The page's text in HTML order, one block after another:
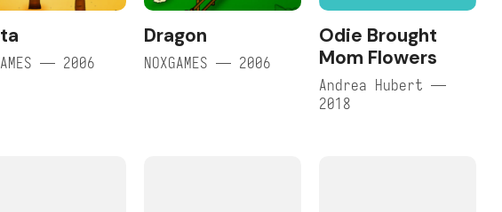
— 2006
Dragon
NOXGAMES — 2006
Odie Brought
Mom Flowers
Andrea Hubert —
2018